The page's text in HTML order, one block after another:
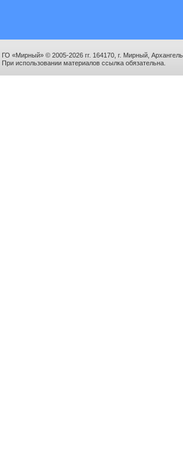
ГО «Мирный» © 2005-2026 гг. 164170, г. Мирный,
При использовании материалов ссылка обязательна.